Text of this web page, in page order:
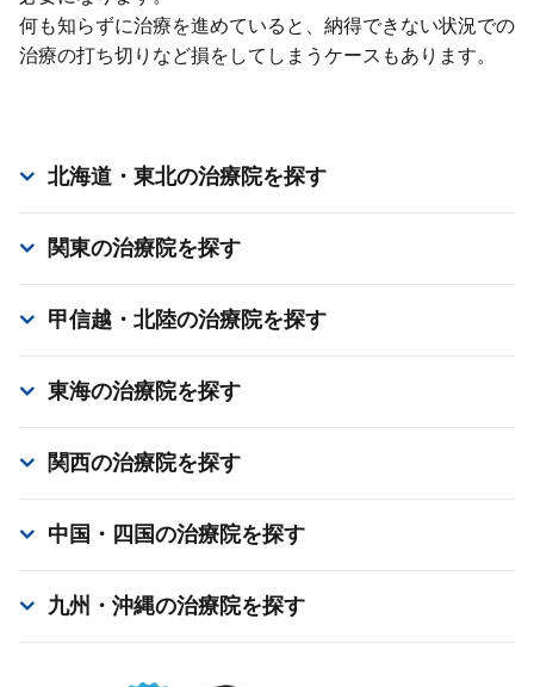
何も知らずに治療を進めていると、納得できない状況での
治療の打ち切りなど損をしてしまうケースもあります。
北海道・東北の治療院を探す
関東の治療院を探す
甲信越・北陸の治療院を探す
東海の治療院を探す
関西の治療院を探す
中国・四国の治療院を探す
九州・沖縄の治療院を探す